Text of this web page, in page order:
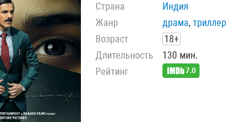
Страна
Индия
Жанр
драма, триллер
Возраст
18+
Длительность
130 мин.
Рейтинг
7.0